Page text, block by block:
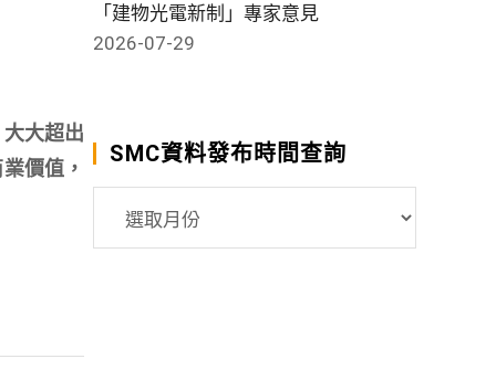
大超出
價值，
「建物光電新制」專家意見
2026-07-29
SMC資料發布時間查詢